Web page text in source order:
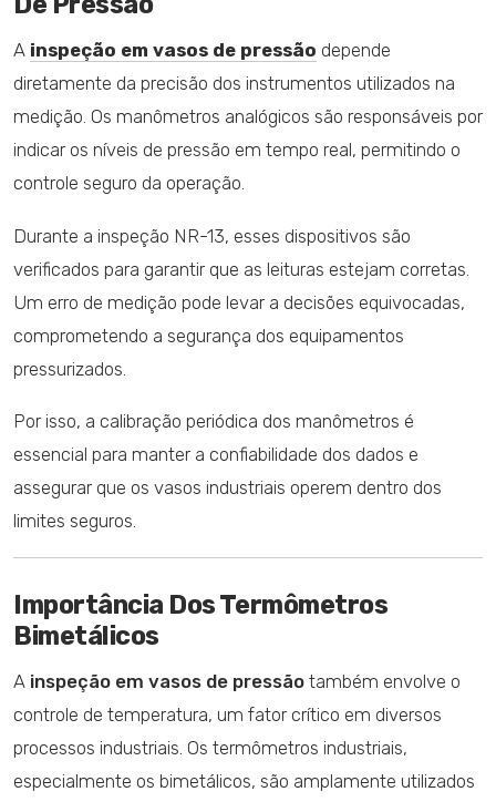
A inspeção em vasos de pressão depende
diretamente da precisão dos instrumentos utilizados na
medição. Os manômetros analógicos são responsáveis por
indicar os níveis de pressão em tempo real, permitindo o
controle seguro da operação.
Durante a inspeção NR-13, esses dispositivos são
verificados para garantir que as leituras estejam corretas.
Um erro de medição pode levar a decisões equivocadas,
comprometendo a segurança dos equipamentos
pressurizados.
Por isso, a calibração periódica dos manômetros é
essencial para manter a confiabilidade dos dados e
assegurar que os vasos industriais operem dentro dos
limites seguros.
Importância Dos Termômetros
Bimetálicos
A inspeção em vasos de pressão também envolve o
controle de temperatura, um fator crítico em diversos
processos industriais. Os termômetros industriais,
especialmente os bimetálicos, são amplamente utilizados